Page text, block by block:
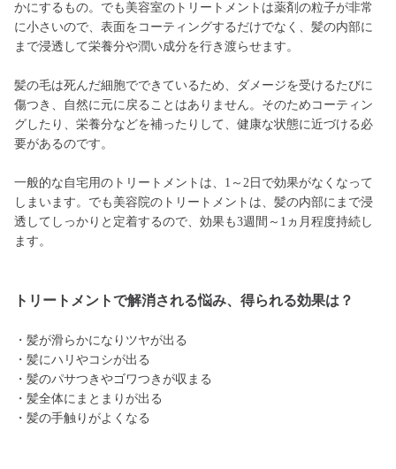
かにするもの。でも美容室のトリートメントは薬剤の粒子が非常
に小さいので、表面をコーティングするだけでなく、髪の内部に
まで浸透して栄養分や潤い成分を行き渡らせます。
髪の毛は死んだ細胞でできているため、ダメージを受けるたびに
傷つき、自然に元に戻ることはありません。そのためコーティン
グしたり、栄養分などを補ったりして、健康な状態に近づける必
要があるのです。
一般的な自宅用のトリートメントは、1～2日で効果がなくなって
しまいます。でも美容院のトリートメントは、髪の内部にまで浸
透してしっかりと定着するので、効果も3週間～1ヵ月程度持続し
ます。
トリートメントで解消される悩み、得られる効果は？
・髪が滑らかになりツヤが出る
・髪にハリやコシが出る
・髪のパサつきやゴワつきが収まる
・髪全体にまとまりが出る
・髪の手触りがよくなる